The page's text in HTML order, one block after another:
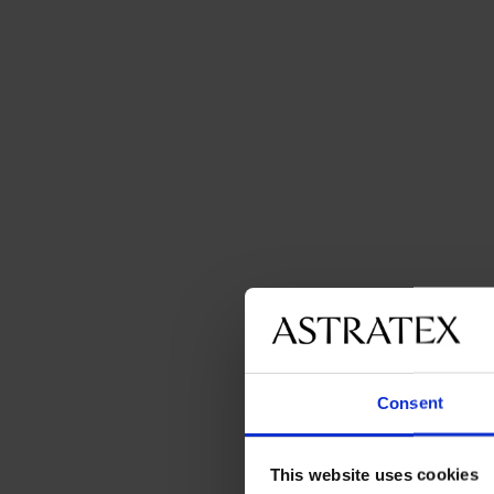
Consent
This website uses cookies